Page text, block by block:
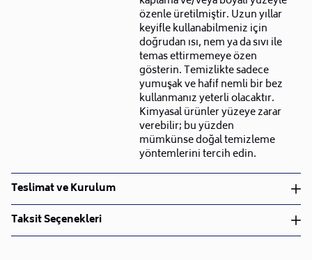
özenle üretilmiştir. Uzun yıllar
keyifle kullanabilmeniz için
doğrudan ısı, nem ya da sıvı ile
temas ettirmemeye özen
gösterin. Temizlikte sadece
yumuşak ve hafif nemli bir bez
kullanmanız yeterli olacaktır.
Kimyasal ürünler yüzeye zarar
verebilir; bu yüzden
mümkünse doğal temizleme
yöntemlerini tercih edin.
Teslimat ve Kurulum
Teslimat ve Kurulum
• Siparişlerinizi aldıktan sonra en kısa sürede işleme
Taksit Seçenekleri